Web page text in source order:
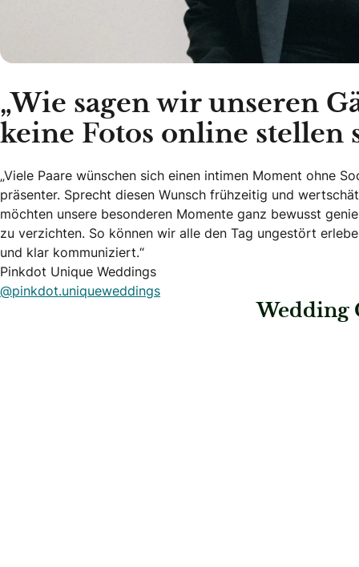
„Wie sagen wir unseren
keine Fotos online stellen
„Viele Paare wünschen sich einen intimen Moment ohne
präsenter. Sprecht diesen Wunsch frühzeitig und
möchten unsere besonderen Momente ganz bewusst
zu verzichten. So können wir alle den Tag ungestört
und klar kommuniziert.“
Pinkdot Unique Weddings
@pinkdot.uniqueweddings
Wedding